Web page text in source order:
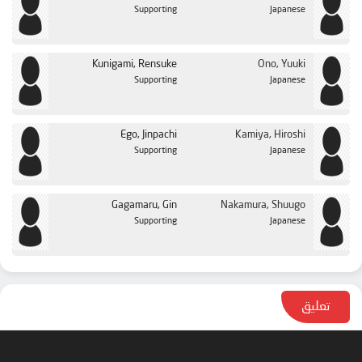
Supporting Japanese
Kunigami, Rensuke
Supporting
Ono, Yuuki
Japanese
Ego, Jinpachi
Supporting
Kamiya, Hiroshi
Japanese
Gagamaru, Gin
Supporting
Nakamura, Shuugo
Japanese
تعليق